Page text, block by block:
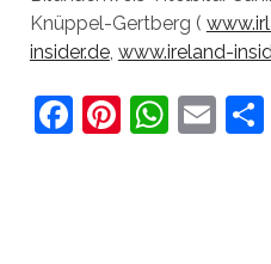
Knüppel-Gertberg (
insider.de, www.ireland-
F Pi WE T